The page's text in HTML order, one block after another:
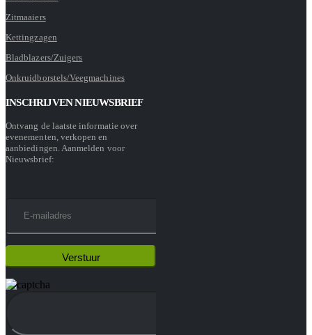
Zitmaaiers
Kettingzagen
Bladblazers/Zuigers
Onkruidborstels/Veegmachines
INSCHRIJVEN NIEUWSBRIEF
Ontvang de laatste informatie over
evenementen, verkopen en
aanbiedingen. Aanmelden voor
Nieuwsbrief: